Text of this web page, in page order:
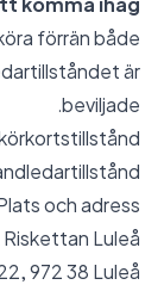
förrän både
är
beviljade.
och adress
Luleå
972 38 Luleå